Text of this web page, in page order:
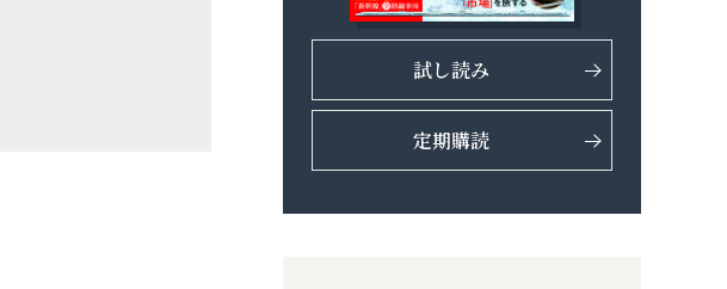
試し読み
定期購読